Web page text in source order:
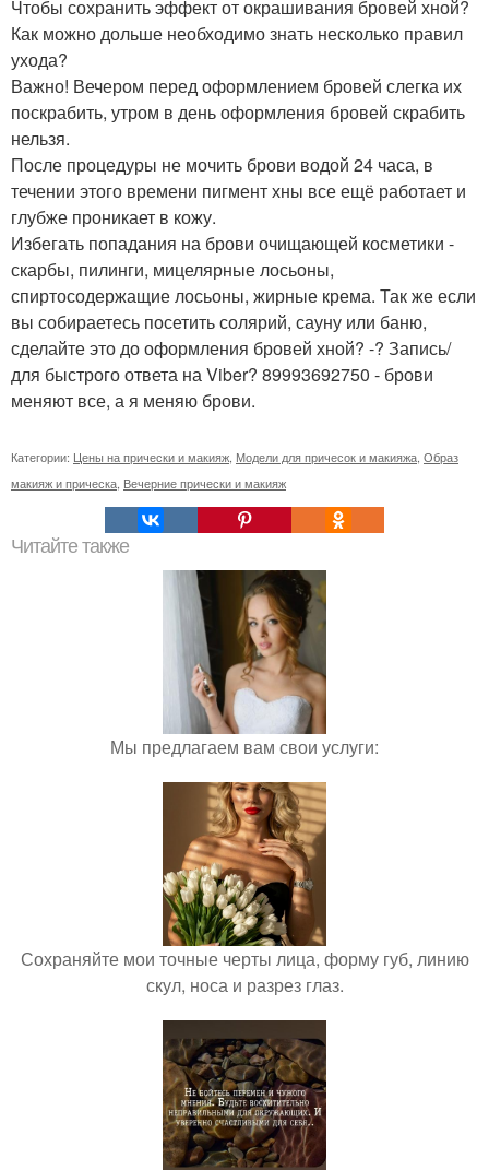
Чтобы сохранить эффект от окрашивания бровей хной?
Как можно дольше необходимо знать несколько правил
ухода?
Важно! Вечером перед оформлением бровей слегка их
поскрабить, утром в день оформления бровей скрабить
нельзя.
После процедуры не мочить брови водой 24 часа, в
течении этого времени пигмент хны все ещё работает и
глубже проникает в кожу.
Избегать попадания на брови очищающей косметики -
скарбы, пилинги, мицелярные лосьоны,
спиртосодержащие лосьоны, жирные крема. Так же если
вы собираетесь посетить солярий, сауну или баню,
сделайте это до оформления бровей хной? -? Запись/
для быстрого ответа на Viber? 89993692750 - брови
меняют все, а я меняю брови.
Категории: Цены на прически и макияж Модели для причесок и макияжа Образ
макияж и прическа Вечерние прически и макияж
Читайте также
Мы предлагаем вам свои услуги:
Сохраняйте мои точные черты лица, форму губ, линию
скул, носа и разрез глаз.